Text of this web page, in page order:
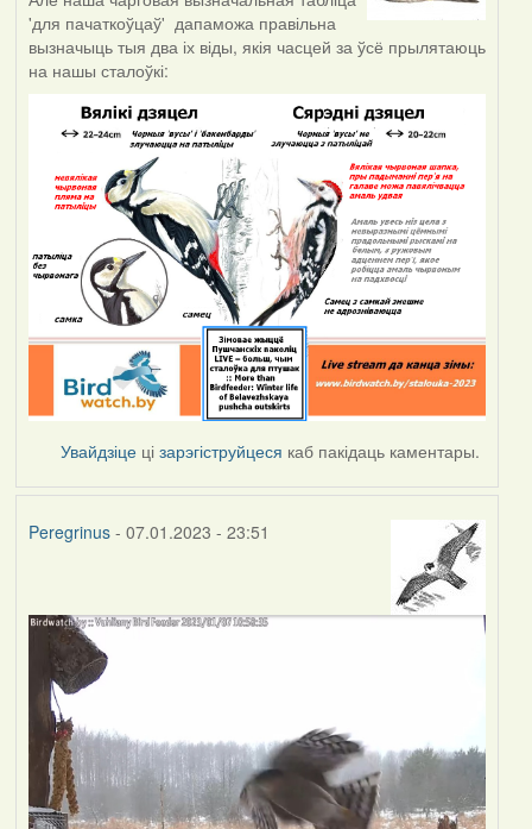
'для пачаткоўцаў' дапаможа правільна
вызначыць тыя два іх віды, якія часцей за ўсё прылятаюць
на нашы сталоўкі:
Увайдзіце цізарэгіструйцеся каб пакідаць каментары.
Peregrinus- 07.01.2023 - 23:51